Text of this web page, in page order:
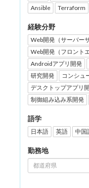
Ansible
Terraform
経験分野
Web開発（サーバー
Web開発（フロント
Androidアプリ開発
研究開発
コンシュ
デスクトップアプリ
制御組み込み系開発
語学
日本語 英語 中国
勤務地
都道府県